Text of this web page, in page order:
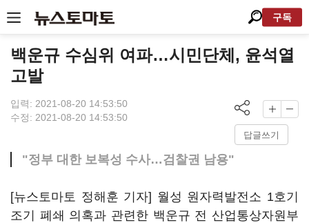
구독
백운규 수심위 여파…시민단체, 윤석열
고발
입력: 2021-08-20 14:53:50
수정: 2021-08-20 14:53:50
답글쓰기
"정부 대한 보복성 수사…검찰권 남용"
[뉴스토마토 정해훈 기자] 월성 원자력발전소 1호기
조기 폐쇄 의혹과 관련한 백운규 전 산업통상자원부